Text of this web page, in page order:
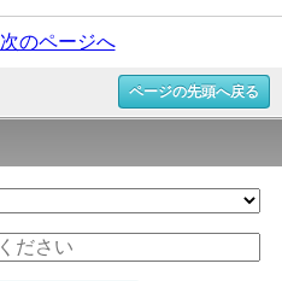
次のページへ
ページの先頭へ戻る